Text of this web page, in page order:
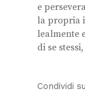
e
la propria
lealmente
di se
Condividi